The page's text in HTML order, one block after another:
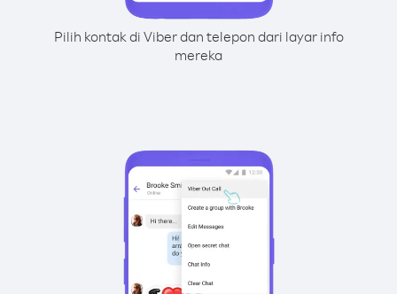
Pilih kontak di Viber dan telepon dari layar info
mereka